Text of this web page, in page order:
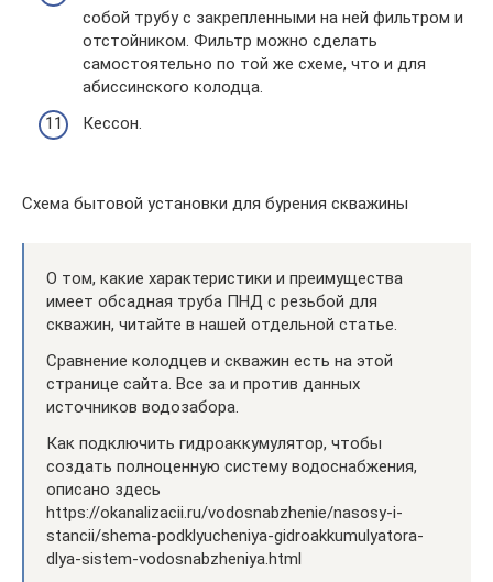
собой трубу с закрепленными на ней фильтром и
отстойником. Фильтр можно сделать
самостоятельно по той же схеме, что и для
абиссинского колодца.
Кессон.
Схема бытовой установки для бурения скважины
О том, какие характеристики и преимущества
имеет обсадная труба ПНД с резьбой для
скважин, читайте в нашей отдельной статье.
Сравнение колодцев и скважин есть на этой
странице сайта. Все за и против данных
источников водозабора.
Как подключить гидроаккумулятор, чтобы
создать полноценную систему водоснабжения,
описано здесь
https://okanalizacii.ru/vodosnabzhenie/nasosy-i-
stancii/shema-podklyucheniya-gidroakkumulyatora-
dlya-sistem-vodosnabzheniya.html